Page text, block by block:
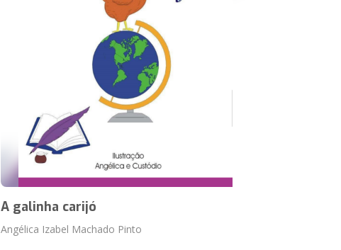
A galinha carijó
Angélica Izabel Machado Pinto